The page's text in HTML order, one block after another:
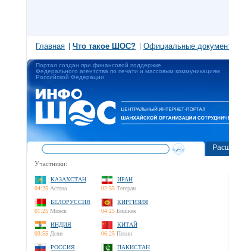
Главная Что такое ШОС? Официальные
Портал создан при финансовой поддержке
Федерального агентства по печати и массовым коммуникациям
Российской Федерации
Участники:
КАЗАХСТАН
04:25 Астана
ИРАН
02:55 Тегеран
БЕЛОРУССИЯ
01:25 Минск
КИРГИЗИЯ
04:25 Бишкек
ИНДИЯ
03:55 Дели
КИТАЙ
06:25 Пекин
РОССИЯ
ПАКИСТАН